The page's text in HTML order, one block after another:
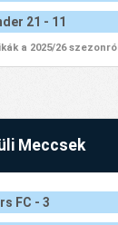
21 - 11
a 2025/26 szezonról
Meccsek
FC - 3